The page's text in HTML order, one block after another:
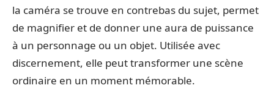
la caméra se trouve en contrebas du sujet, permet
de magnifier et de donner une aura de puissance
à un personnage ou un objet. Utilisée avec
discernement, elle peut transformer une scène
ordinaire en un moment mémorable.